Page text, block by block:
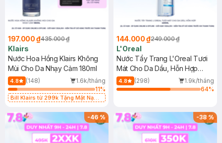
197.000 ₫435.000 ₫
Klairs
Nước Hoa Hồng Klairs Không
Mùi Cho Da Nhạy Cảm 180ml
4.8 (148)
1.6k/tháng
11%
Bill Klairs từ 299k Tặng Mặt Nạ
25ml (SL Có Hạn)
144.000 ₫249.000 ₫
L'Oreal
Nước Tẩy Trang L'Oreal Tươi
Mát Cho Da Dầu, Hỗn Hợp
400ml
4.8 (298)
1.9k/tháng
64%
-46% -38%